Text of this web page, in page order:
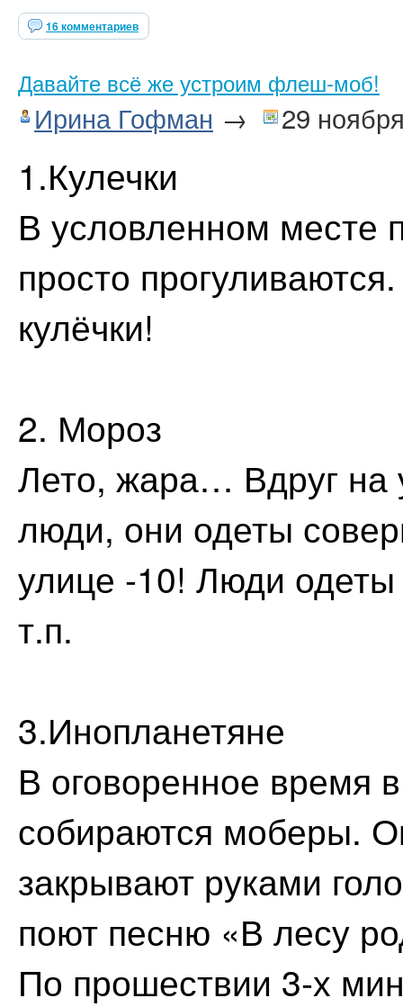
16 комментариев
Давайте всё же устроим флеш-моб!
Ирина Гофман → 29
1.Кулечки
В условленном месте
просто
кулёчки!
2. Мороз
Лето, жара… Вдруг на
люди, они одеты
улице -10! Люди
т.п.
3.Инопланетяне
В оговоренное время
собираются моберы.
закрывают руками
поют песню «В лесу
По прошествии 3-х